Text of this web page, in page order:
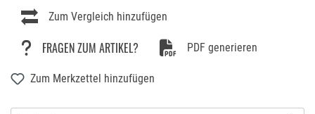
Zum Vergleich hinzufügen
FRAGEN ZUM ARTIKEL? PDF generieren
Zum Merkzettel hinzufügen